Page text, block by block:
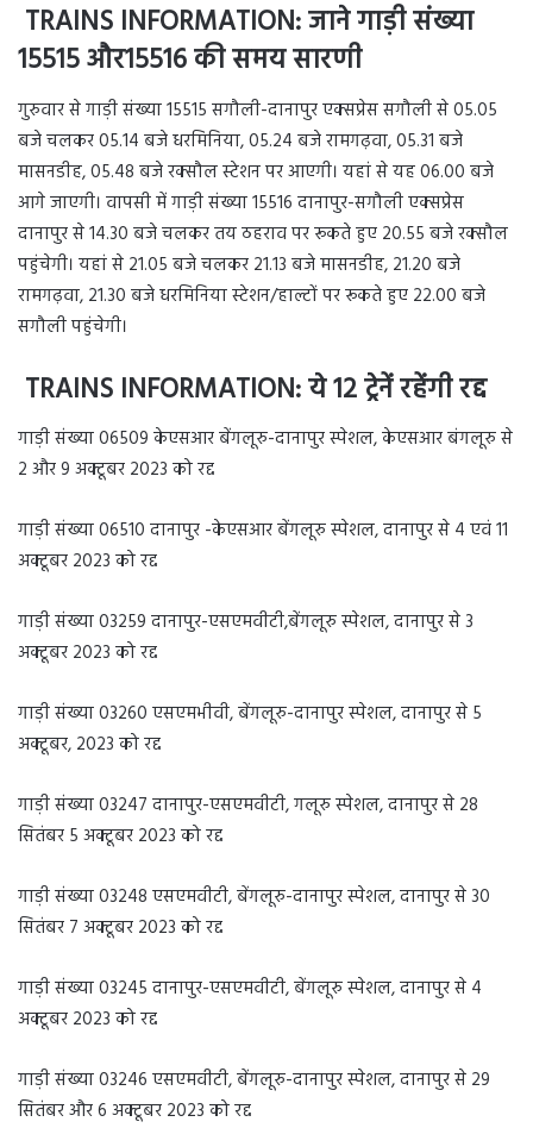
TRAINS INFORMATION: जाने गाड़ी संख्या
15515 और15516 की समय सारणी
गुरुवार से गाड़ी संख्या 15515 सगौली-दानापुर एक्सप्रेस सगौली से 05.05
बजे चलकर 05.14 बजे धरमिनिया, 05.24 बजे रामगढ़वा, 05.31 बजे
मासनडीह, 05.48 बजे रक्सौल स्टेशन पर आएगी। यहां से यह 06.00 बजे
आगे जाएगी। वापसी में गाड़ी संख्या 15516 दानापुर-सगौली एक्सप्रेस
दानापुर से 14.30 बजे चलकर तय ठहराव पर रूकते हुए 20.55 बजे रक्सौल
पहुंचेगी। यहां से 21.05 बजे चलकर 21.13 बजे मासनडीह, 21.20 बजे
रामगढ़वा, 21.30 बजे धरमिनिया स्टेशन/हाल्टों पर रूकते हुए 22.00 बजे
सगौली पहुंचेगी।
TRAINS INFORMATION: ये 12 ट्रेनें रहेंगी रद्द
गाड़ी संख्या 06509 केएसआर बेंगलूरु-दानापुर स्पेशल, केएसआर बंगलूरु से
2 और 9 अक्टूबर 2023 को रद्द
गाड़ी संख्या 06510 दानापुर -केएसआर बेंगलूरु स्पेशल, दानापुर से 4 एवं 11
अक्टूबर 2023 को रद्द
गाड़ी संख्या 03259 दानापुर-एसएमवीटी,बेंगलूरु स्पेशल, दानापुर से 3
अक्टूबर 2023 को रद्द
गाड़ी संख्या 03260 एसएमभीवी, बेंगलूरु-दानापुर स्पेशल, दानापुर से 5
अक्टूबर, 2023 को रद्द
गाड़ी संख्या 03247 दानापुर-एसएमवीटी, गलूरु स्पेशल, दानापुर से 28
सितंबर 5 अक्टूबर 2023 को रद्द
गाड़ी संख्या 03248 एसएमवीटी, बेंगलूरु-दानापुर स्पेशल, दानापुर से 30
सितंबर 7 अक्टूबर 2023 को रद्द
गाड़ी संख्या 03245 दानापुर-एसएमवीटी, बेंगलूरु स्पेशल, दानापुर से 4
अक्टूबर 2023 को रद्द
गाड़ी संख्या 03246 एसएमवीटी, बेंगलूरु-दानापुर स्पेशल, दानापुर से 29
सितंबर और 6 अक्टूबर 2023 को रद्द